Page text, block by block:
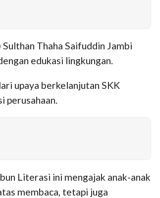
Thaha Saifuddin Jambi
edukasi lingkungan.
upaya berkelanjutan SKK
Literasi ini mengajak anak-anak
membaca, tetapi juga